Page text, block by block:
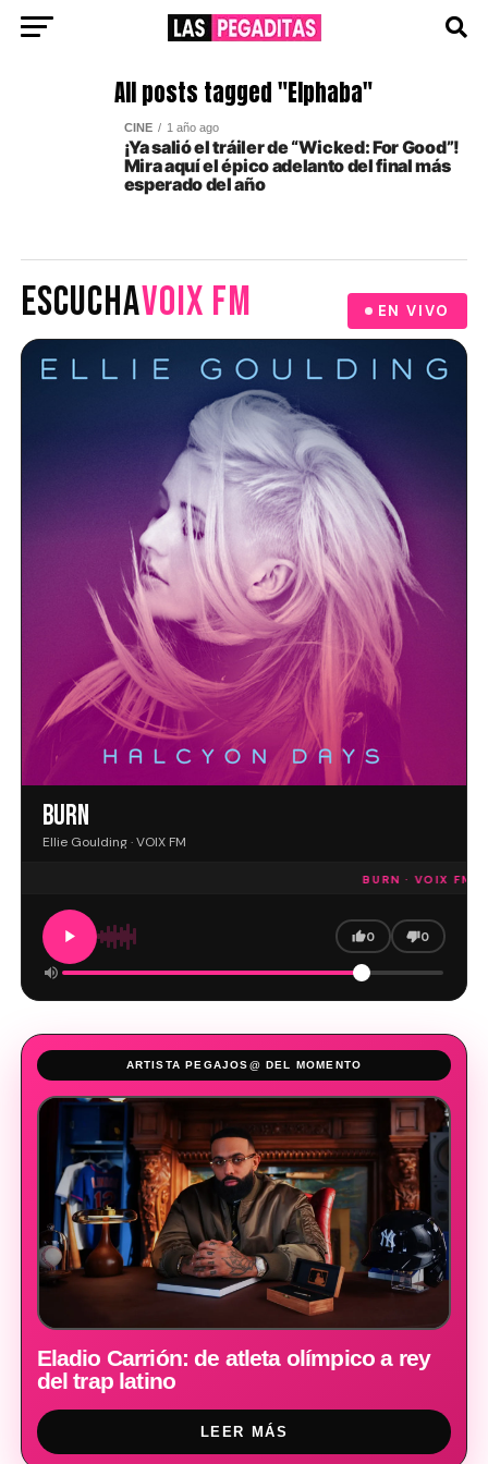
All posts tagged "Elphaba"
CINE 1 año ago
¡Ya salió el tráiler de “Wicked: For Good”!
Mira aquí el épico adelanto del final más
esperado del año
ESCUCHAVOIX FM EN VIVO
BURN
Ellie Goulding · VOIX FM
BURN · VOIX FM
0 0
ARTISTA PEGAJOS@ DEL MOMENTO
Eladio Carrión: de atleta olímpico a rey
del trap latino
LEER MÁS